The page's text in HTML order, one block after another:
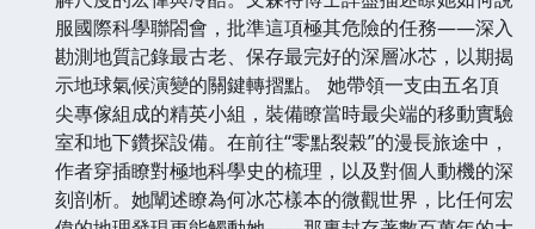
服國際科學聯閤會，批準這項極其危險的任務——深入
勘測地質記錄最古老、保存最完好的深層冰芯，以期揭
示地球氣候演變的關鍵轉摺點。 她帶領一支由五名頂
尖專傢組成的精英小組，裝備瞭當時最尖端的移動實驗
室和地下鑽探設備。在前往“零點裂榖”的漫長旅途中，
作者穿插瞭對極地科學史的梳理，以及對個人動機的深
刻剖析。她闡述瞭為何冰芯樣本的微觀世界，比任何宏